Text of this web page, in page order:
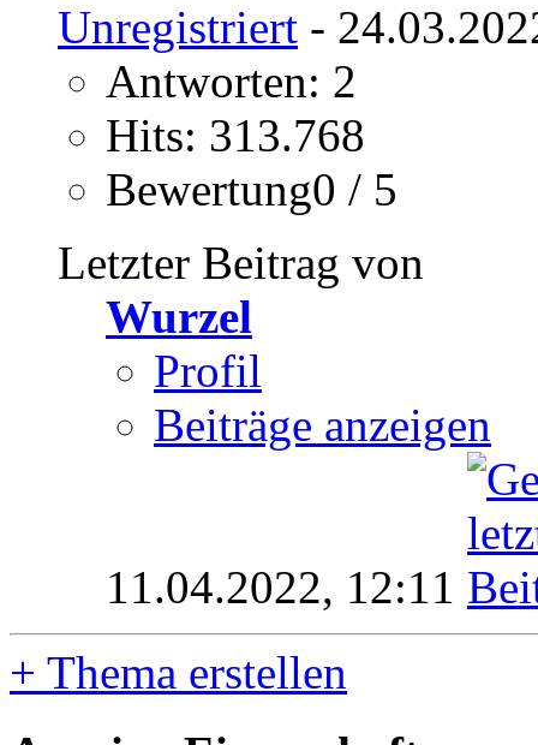
Unregistriert -
Antworten: 2
Hits: 313.768
Bewertung0 / 5
Letzter Beitrag von
Wurzel
Profil
Beiträge anzeigen
11.04.2022, 12:11
+ Thema erstellen